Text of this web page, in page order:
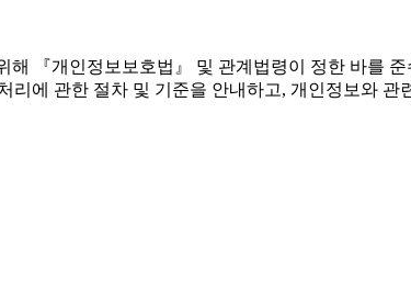
『개인정보보호법』 및 관계법령이 정한 바를
에 관한 절차 및 기준을 안내하고, 개인정보와